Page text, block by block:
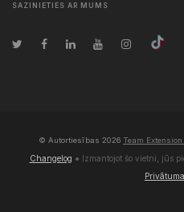
SAZINIETIES AR MUMS
© Autortiesības 2026 Team
Changelog ● Izmantojot šo vietni, jūs